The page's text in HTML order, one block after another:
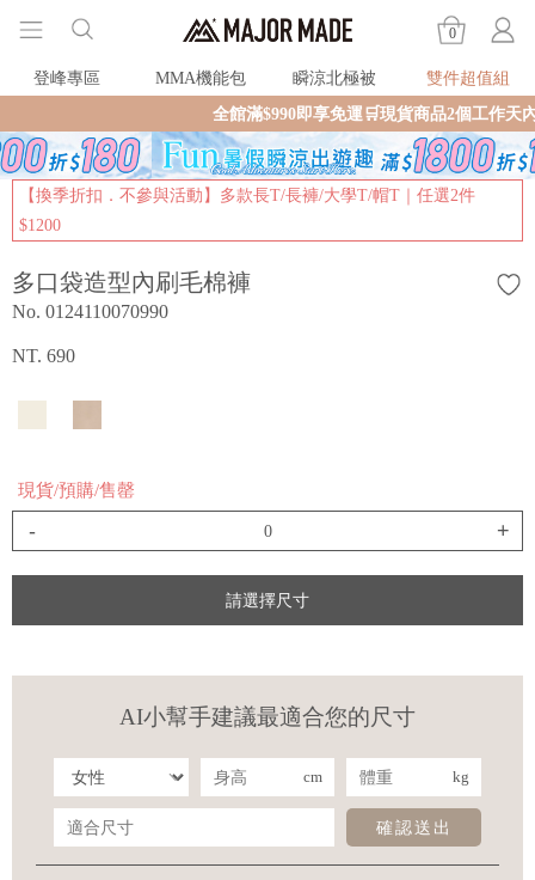
0
登峰專區 MMA機能包 瞬涼北極被
雙件超值組
全館滿$990即享免運🛒現貨商品2個工作天
【換季折扣．不參與活動】多款長T/長褲/大學T/帽T｜任選2件
$1200
多口袋造型內刷毛棉褲
No. 0124110070990
NT. 690
現貨/預購/售罄
- +
請選擇尺寸
AI小幫手建議最適合您的尺寸
cm kg
確認送出